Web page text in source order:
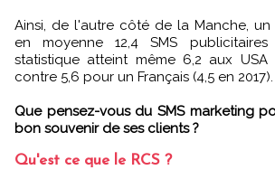
Ainsi, de l'autre côté de la Manche, un
en moyenne 12,4 SMS
statistique atteint même 6,2 aux
contre 5,6 pour un Français (4,5 en 2017).
Que pensez-vous du SMS marketing
bon souvenir de ses clients ?
Qu'est ce que le RCS ?